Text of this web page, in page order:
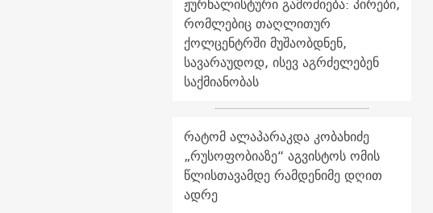
რომლებიც თაღლითურ
ქოლცენტრში მუშაობდნენ,
სავარაუდოდ, ისევ აგრძელებენ
საქმიანობას
რატომ ალაპარაკდა კობახიძე
„რუსოფობიაზე“ აგვისტოს ომის
წლისთავამდე რამდენიმე დღით
ადრე